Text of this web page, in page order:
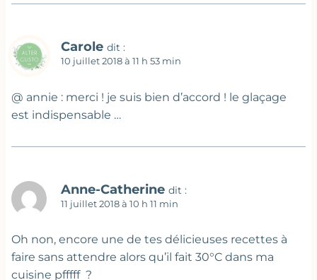
Carole dit :
10 juillet 2018 à 11 h 53 min
@ annie : merci ! je suis bien d’accord ! le glaçage
est indispensable …
Anne-Catherine dit :
11 juillet 2018 à 10 h 11 min
Oh non, encore une de tes délicieuses recettes à
faire sans attendre alors qu’il fait 30°C dans ma
cuisine pfffff ?